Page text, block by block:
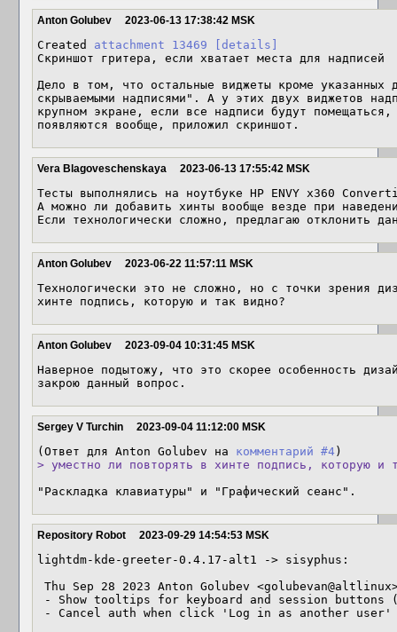
Anton Golubev 2023-06-13 17:38:42 MSK
Created attachment 13469
[details]
Скриншот гритера, если хватает места для надписей
Дело в том, что остальные виджеты кроме
скрываемыми надписями". А у этих двух виджетов
крупном экране, если все надписи будут
появляются вообще, приложил скриншот.
Vera Blagoveschenskaya 2023-06-13 17:55:42 MSK
Тесты выполнялись на ноутбуке HP ENVY x360
А можно ли добавить хинты вообще везде при
Если технологически сложно, предлагаю отклонить
Anton Golubev 2023-06-22 11:57:11 MSK
Технологически это не сложно, но с точки зрения
хинте подпись, которую и так видно?
Anton Golubev 2023-09-04 10:31:45 MSK
Наверное подытожу, что это скорее особенность
закрою данный вопрос.
Sergey V Turchin 2023-09-04 11:12:00 MSK
(Ответ для Anton Golubev на комментарий #4
> уместно ли повторять в хинте подпись, которую и
"Раскладка клавиатуры" и "Графический сеанс".
Repository Robot 2023-09-29 14:54:53 MSK
lightdm-kde-greeter-0.4.17-alt1 -> sisyphus:
- Cancel auth when click 'Log in as another user'